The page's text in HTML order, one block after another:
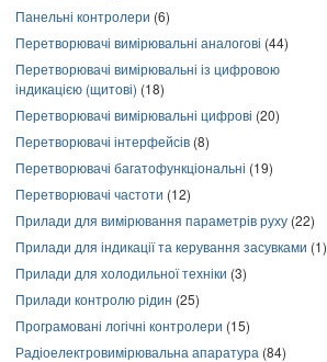
Панельні контролери (6)
Перетворювачі вимірювальні аналогові (44)
Перетворювачі вимірювальні із цифровою
індикацією (щитові) (18)
Перетворювачі вимірювальні цифрові (20)
Перетворювачі інтерфейсів (8)
Перетворювачі багатофункціональні (19)
Перетворювачі частоти (12)
Прилади для вимірювання параметрів руху (22)
Прилади для індикації та керування засувками (1)
Прилади для холодильної техніки (3)
Прилади контролю рідин (25)
Програмовані логічні контролери (15)
Радіоелектровимірювальна апаратура (84)